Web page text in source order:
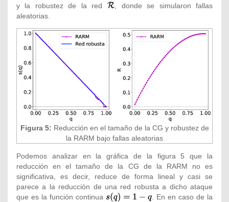
s(q)}
y la robustez de la red {\textstyle
, donde se simularon fallas
aleatorias.
Figura 5: Reducción en el tamaño de la CG y robustez de
la RARM bajo fallas aleatorias
Podemos analizar en la gráfica de la figura 5 que la
reducción en el tamaño de la CG de la RARM no es
significativa, es decir, reduce de forma lineal y casi se
parece a la reducción de una red robusta a dicho ataque
que es la función continua {\textstyle
. En en caso de la